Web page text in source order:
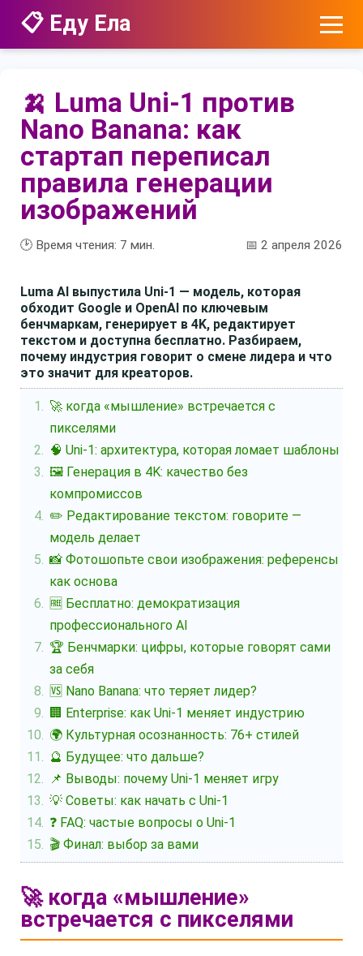
📋 Еду Ела
🍌 Luma Uni-1 против
Nano Banana: как
стартап переписал
правила генерации
изображений
🕑 Время чтения: 7 мин. 📅 2 апреля 2026
Luma AI выпустила Uni-1 — модель, которая
обходит Google и OpenAI по ключевым
бенчмаркам, генерирует в 4K, редактирует
текстом и доступна бесплатно. Разбираем,
почему индустрия говорит о смене лидера и что
это значит для креаторов.
🚀 когда «мышление» встречается с
пикселями
🧠 Uni-1: архитектура, которая ломает шаблоны
🖼️ Генерация в 4K: качество без
компромиссов
✏️ Редактирование текстом: говорите —
модель делает
📸 Фотошопьте свои изображения: референсы
как основа
🆓 Бесплатно: демократизация
профессионального AI
🏆 Бенчмарки: цифры, которые говорят сами
за себя
🆚 Nano Banana: что теряет лидер?
🏢 Enterprise: как Uni-1 меняет индустрию
🌍 Культурная осознанность: 76+ стилей
🔮 Будущее: что дальше?
📌 Выводы: почему Uni-1 меняет игру
💡 Советы: как начать с Uni-1
❓ FAQ: частые вопросы о Uni-1
🎬 Финал: выбор за вами
🚀 когда «мышление»
встречается с пикселями